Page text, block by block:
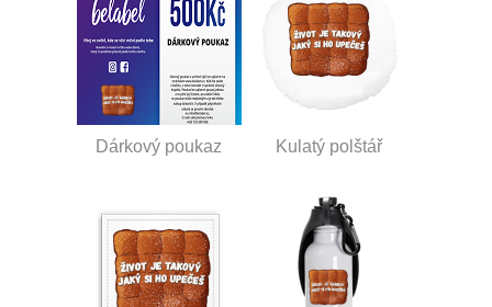
Dárkový poukaz Kulatý polštář